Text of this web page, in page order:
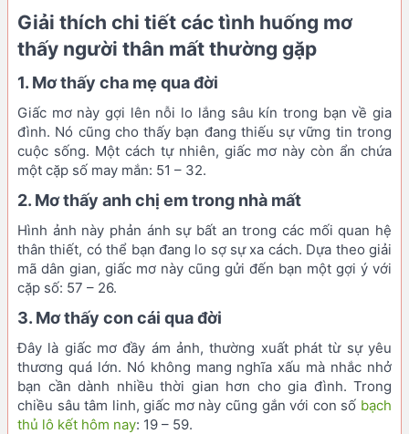
Giải thích chi tiết các tình huống mơ
thấy người thân mất thường gặp
1. Mơ thấy cha mẹ qua đời
Giấc mơ này gợi lên nỗi lo lắng sâu kín trong bạn về gia
đình. Nó cũng cho thấy bạn đang thiếu sự vững tin trong
cuộc sống. Một cách tự nhiên, giấc mơ này còn ẩn chứa
một cặp số may mắn: 51 – 32.
2. Mơ thấy anh chị em trong nhà mất
Hình ảnh này phản ánh sự bất an trong các mối quan hệ
thân thiết, có thể bạn đang lo sợ sự xa cách. Dựa theo giải
mã dân gian, giấc mơ này cũng gửi đến bạn một gợi ý với
cặp số: 57 – 26.
3. Mơ thấy con cái qua đời
Đây là giấc mơ đầy ám ảnh, thường xuất phát từ sự yêu
thương quá lớn. Nó không mang nghĩa xấu mà nhắc nhở
bạn cần dành nhiều thời gian hơn cho gia đình. Trong
chiều sâu tâm linh, giấc mơ này cũng gắn với con số bạch
thủ lô kết hôm nay: 19 – 59.